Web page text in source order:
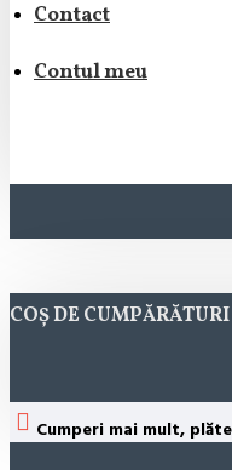
Contact
Contul meu
COȘ DE CUMPĂRĂTURI
Cumperi mai mult,